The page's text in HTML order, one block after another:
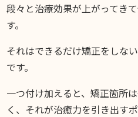
段々と治療効果が上がってき
す。
それはできるだけ矯正をしな
です。
一つ付け加えると、矯正箇所
く、それが治癒力を引き出す